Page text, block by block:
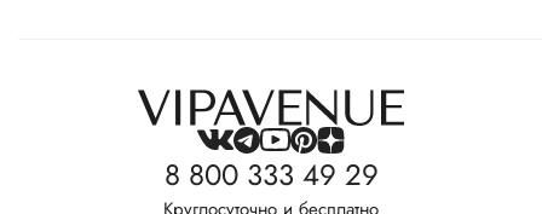
8 800 333 49 29
Круглосуточно и бесплатно